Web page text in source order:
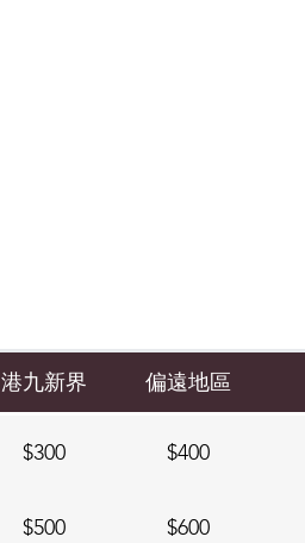
港九新界 偏遠地區
$300 $400
$500 $600